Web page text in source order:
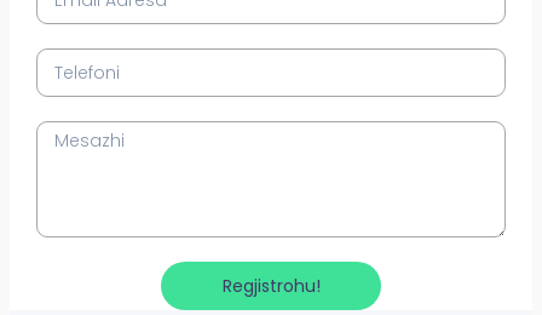
Regjistrohu!